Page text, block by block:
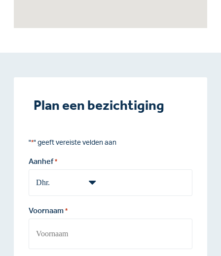
Plan een bezichtiging
"*" geeft vereiste velden aan
Aanhef *
Voornaam *